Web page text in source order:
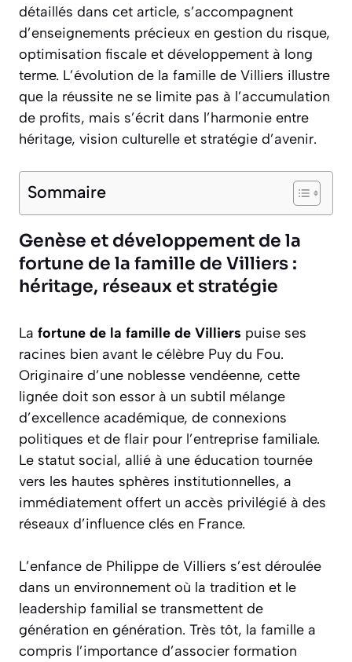
détaillés dans cet article, s’accompagnent
d’enseignements précieux en gestion du risque,
optimisation fiscale et développement à long
terme. L’évolution de la famille de Villiers illustre
que la réussite ne se limite pas à l’accumulation
de profits, mais s’écrit dans l’harmonie entre
héritage, vision culturelle et stratégie d’avenir.
Sommaire
Genèse et développement de la
fortune de la famille de Villiers :
héritage, réseaux et stratégie
La fortune de la famille de Villiers puise ses
racines bien avant le célèbre Puy du Fou.
Originaire d’une noblesse vendéenne, cette
lignée doit son essor à un subtil mélange
d’excellence académique, de connexions
politiques et de flair pour l’entreprise familiale.
Le statut social, allié à une éducation tournée
vers les hautes sphères institutionnelles, a
immédiatement offert un accès privilégié à des
réseaux d’influence clés en France.
L’enfance de Philippe de Villiers s’est déroulée
dans un environnement où la tradition et le
leadership familial se transmettent de
génération en génération. Très tôt, la famille a
compris l’importance d’associer formation